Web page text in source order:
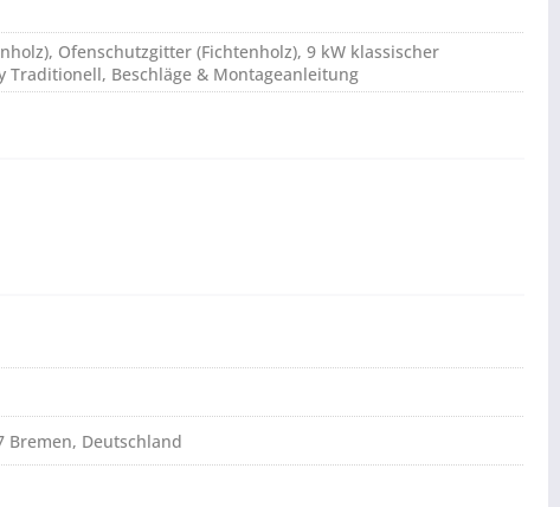
Ofenschutzgitter (Fichtenholz), 9 kW klassischer
Traditionell, Beschläge & Montageanleitung
Bremen, Deutschland